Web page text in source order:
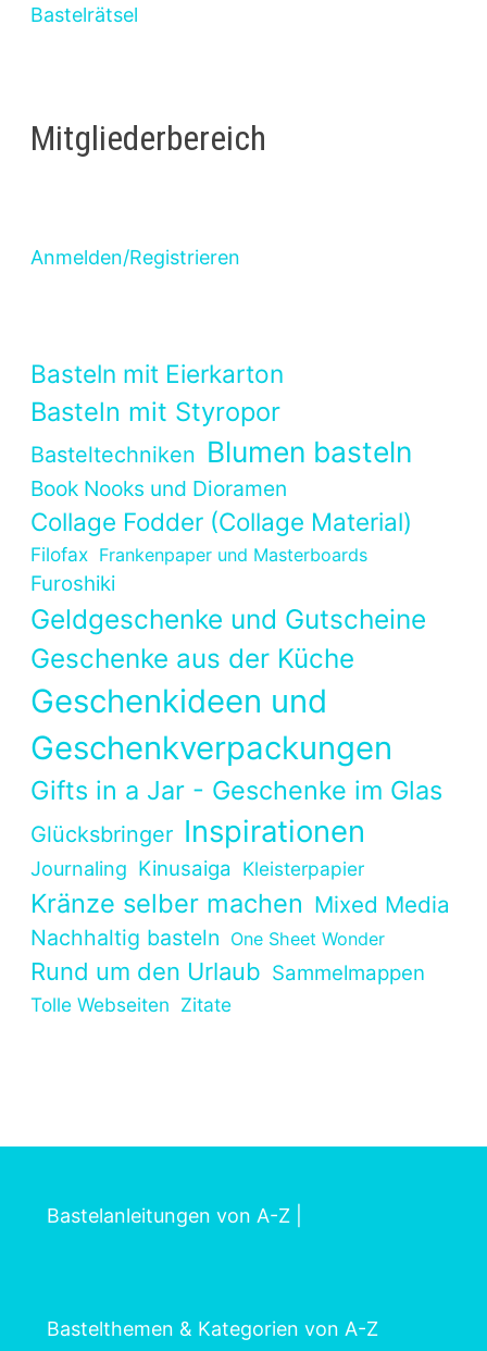
Bastelrätsel
Mitgliederbereich
Anmelden/Registrieren
Basteln mit Eierkarton
Basteln mit Styropor
Basteltechniken Blumen basteln
Book Nooks und Dioramen
Collage Fodder (Collage Material)
Filofax Frankenpaper und Masterboards
Furoshiki
Geldgeschenke und Gutscheine
Geschenke aus der Küche
Geschenkideen und
Geschenkverpackungen
Gifts in a Jar - Geschenke im Glas
Glücksbringer Inspirationen
Journaling Kinusaiga Kleisterpapier
Kränze selber machen Mixed Media
Nachhaltig basteln One Sheet Wonder
Rund um den Urlaub Sammelmappen
Tolle Webseiten Zitate
Bastelanleitungen von A-Z
Bastelthemen & Kategorien von A-Z